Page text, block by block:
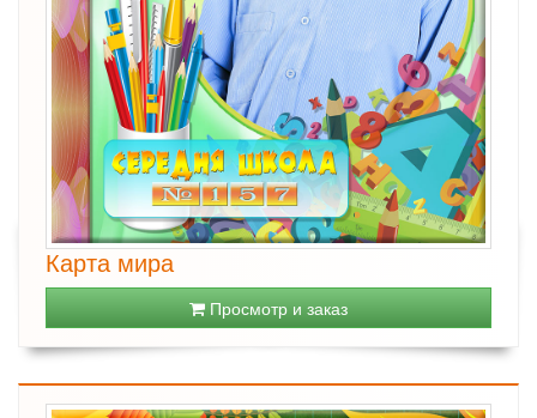
Карта мира
Просмотр и заказ